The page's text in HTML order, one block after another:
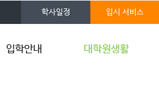
학사일정 입시 서비스
입학안내 대학원생활